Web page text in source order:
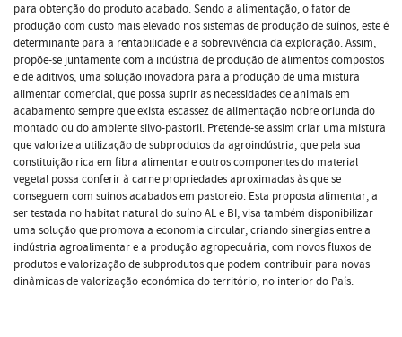
para obtenção do produto acabado. Sendo a alimentação, o fator de
produção com custo mais elevado nos sistemas de produção de suínos, este é
determinante para a rentabilidade e a sobrevivência da exploração. Assim,
propõe-se juntamente com a indústria de produção de alimentos compostos
e de aditivos, uma solução inovadora para a produção de uma mistura
alimentar comercial, que possa suprir as necessidades de animais em
acabamento sempre que exista escassez de alimentação nobre oriunda do
montado ou do ambiente silvo-pastoril. Pretende-se assim criar uma mistura
que valorize a utilização de subprodutos da agroindústria, que pela sua
constituição rica em fibra alimentar e outros componentes do material
vegetal possa conferir à carne propriedades aproximadas às que se
conseguem com suínos acabados em pastoreio. Esta proposta alimentar, a
ser testada no habitat natural do suíno AL e BI, visa também disponibilizar
uma solução que promova a economia circular, criando sinergias entre a
indústria agroalimentar e a produção agropecuária, com novos fluxos de
produtos e valorização de subprodutos que podem contribuir para novas
dinâmicas de valorização económica do território, no interior do País.